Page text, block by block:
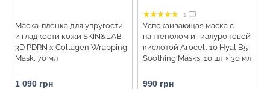
Маска-плёнка для упругости
и гладкости кожи SKIN&LAB
3D PDRN x Collagen Wrapping
Mask, 70 мл
1 090 грн
1
Успокаивающая маска с
пантенолом и гиалуроновой
кислотой Arocell 10 Hyal B5
Soothing Masks, 10 шт × 30 мл
990 грн